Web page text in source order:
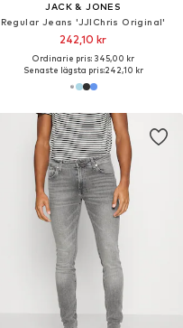
JACK & JONES
Regular Jeans 'JJIChris Original'
242,10 kr
Ordinarie pris: 345,00 kr
Senaste lägsta pris:242,10 kr